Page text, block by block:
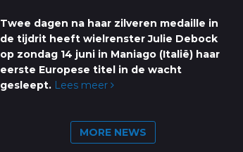
Twee dagen na haar zilveren medaille in
de tijdrit heeft wielrenster Julie Debock
op zondag 14 juni in Maniago (Italië) haar
eerste Europese titel in de wacht
gesleept. Lees meer
MORE NEWS